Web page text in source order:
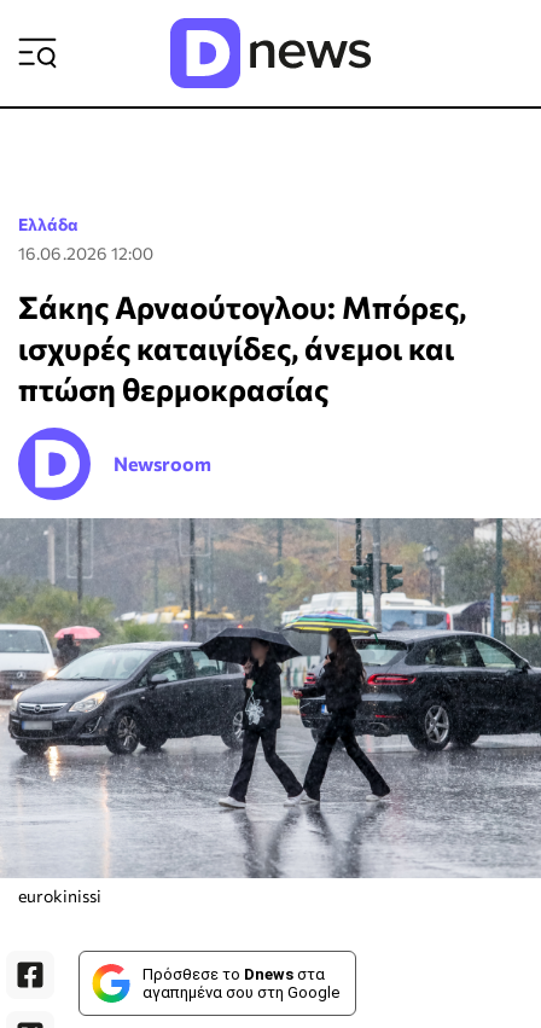
Ελλάδα
16.06.2026 12:00
Σάκης Αρναούτογλου: Μπόρες,
ισχυρές καταιγίδες, άνεμοι και
πτώση θερμοκρασίας
Newsroom
eurokinissi
Πρόσθεσε το Dnews στα
αγαπημένα σου στη Google